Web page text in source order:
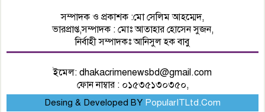
সম্পাদক ও প্রকাশক :মো সেলিম আহম্মেদ,
ভারপ্রাপ্ত,সম্পাদক : মোঃ আতাহার হোসেন সুজন,
নির্বাহী সম্পাদকঃ আনিসুল হক বাবু
ইমেল: dhakacrimenewsbd@gmail.com
ফোন নাম্বার : ০১৫৩৫১৩০৩৫০,
Desing & Developed BY PopularITLtd.Com